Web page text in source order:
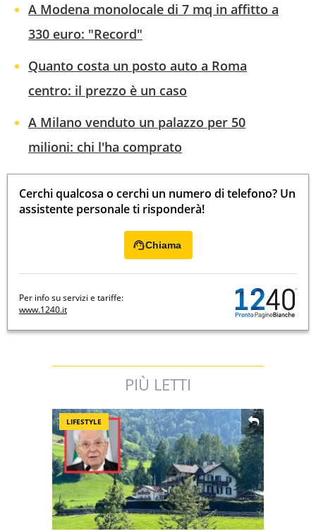
A Modena monolocale di 7 mq in affitto a
330 euro: "Record"
Quanto costa un posto auto a Roma
centro: il prezzo è un caso
A Milano venduto un palazzo per 50
milioni: chi l'ha comprato
Cerchi qualcosa o cerchi un numero di telefono? Un
assistente personale ti risponderà!
Chiama
Per info su servizi e tariffe:
www.1240.it
PIÙ LETTI
LIFESTYLE